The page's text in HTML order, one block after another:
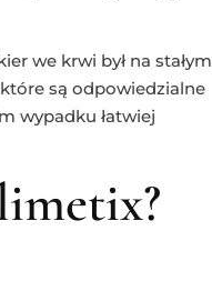
we krwi był na stałym
są odpowiedzialne
wypadku łatwiej